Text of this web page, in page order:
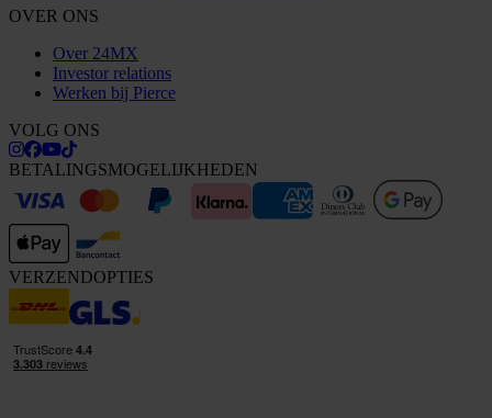
OVER ONS
Over 24MX
Investor relations
Werken bij Pierce
VOLG ONS
BETALINGSMOGELIJKHEDEN
VERZENDOPTIES